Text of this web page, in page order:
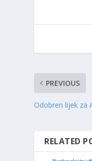
PREVIOUS
Odobren lijek za
RELATED